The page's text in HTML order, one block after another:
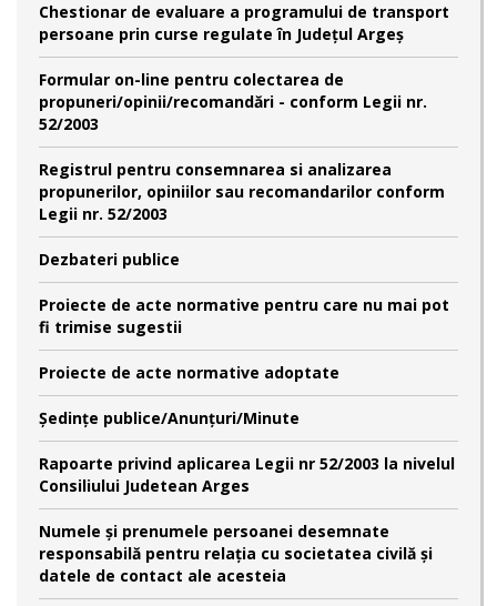
Chestionar de evaluare a programului de transport
persoane prin curse regulate în Județul Argeș
Formular on-line pentru colectarea de
propuneri/opinii/recomandări - conform Legii nr.
52/2003
Registrul pentru consemnarea si analizarea
propunerilor, opiniilor sau recomandarilor conform
Legii nr. 52/2003
Dezbateri publice
Proiecte de acte normative pentru care nu mai pot
fi trimise sugestii
Proiecte de acte normative adoptate
Şedinţe publice/Anunţuri/Minute
Rapoarte privind aplicarea Legii nr 52/2003 la nivelul
Consiliului Judetean Arges
Numele şi prenumele persoanei desemnate
responsabilă pentru relaţia cu societatea civilă şi
datele de contact ale acesteia